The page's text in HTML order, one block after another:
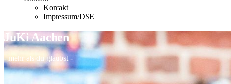
Kontakt
Impressum/DSE
JuKi Aachen
- mehr als du glaubst -